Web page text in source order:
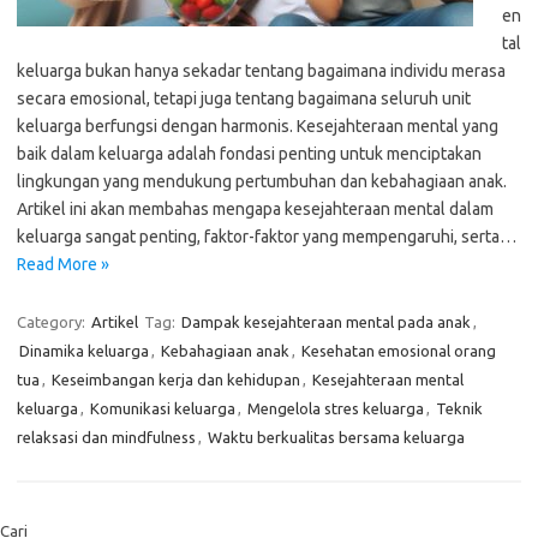
en
tal
keluarga bukan hanya sekadar tentang bagaimana individu merasa
secara emosional, tetapi juga tentang bagaimana seluruh unit
keluarga berfungsi dengan harmonis. Kesejahteraan mental yang
baik dalam keluarga adalah fondasi penting untuk menciptakan
lingkungan yang mendukung pertumbuhan dan kebahagiaan anak.
Artikel ini akan membahas mengapa kesejahteraan mental dalam
keluarga sangat penting, faktor-faktor yang mempengaruhi, serta…
Read More »
Category: Artikel Tag: Dampak kesejahteraan mental pada anak ,
Dinamika keluarga , Kebahagiaan anak , Kesehatan emosional orang
tua , Keseimbangan kerja dan kehidupan , Kesejahteraan mental
keluarga , Komunikasi keluarga , Mengelola stres keluarga , Teknik
relaksasi dan mindfulness , Waktu berkualitas bersama keluarga
Cari